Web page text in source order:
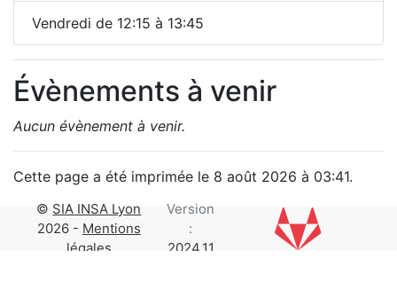
Vendredi de 12:15 à 13:45
Évènements à venir
Aucun évènement à venir.
Cette page a été imprimée le 8 août 2026 à 03:41.
© SIA INSA Lyon
2026 - Mentions
légales
Version
:
2024.11